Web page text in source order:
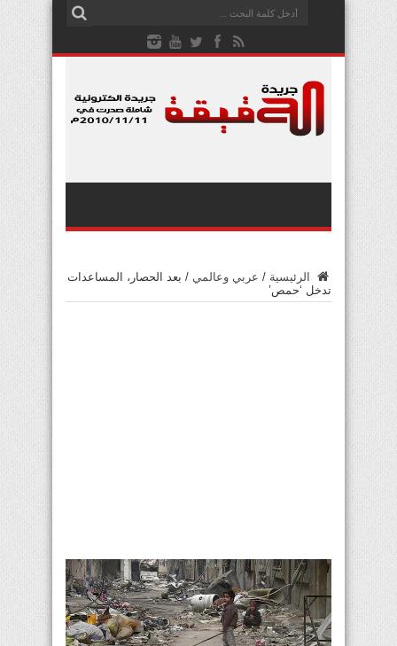
الرئيسية / عربي وعالمي / بعد الحصار، المساعدات
تدخل ‘حمص’